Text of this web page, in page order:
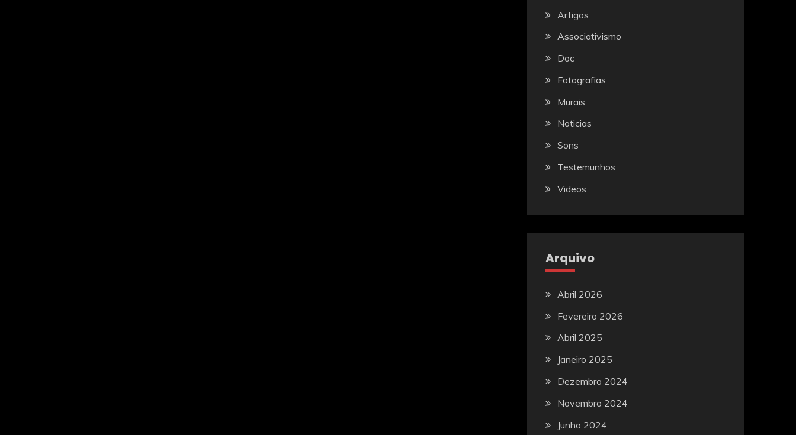
Artigos
Associativismo
Doc
Fotografias
Murais
Noticias
Sons
Testemunhos
Videos
Arquivo
Abril 2026
Fevereiro 2026
Abril 2025
Janeiro 2025
Dezembro 2024
Novembro 2024
Junho 2024